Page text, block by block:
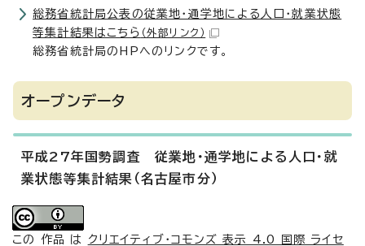
総務省統計局公表の従業地・通学地による人口・就業状態
等集計結果はこちら （外部リンク）
総務省統計局のHPへのリンクです。
オープンデータ
平成27年国勢調査 従業地・通学地による人口・就
業状態等集計結果（名古屋市分）
この 作品 は クリエイティブ・コモンズ 表示 4.0 国際 ライセ